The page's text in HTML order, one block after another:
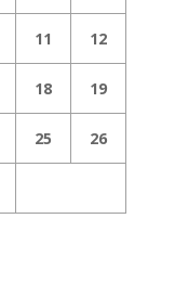
11 12
18 19
25 26